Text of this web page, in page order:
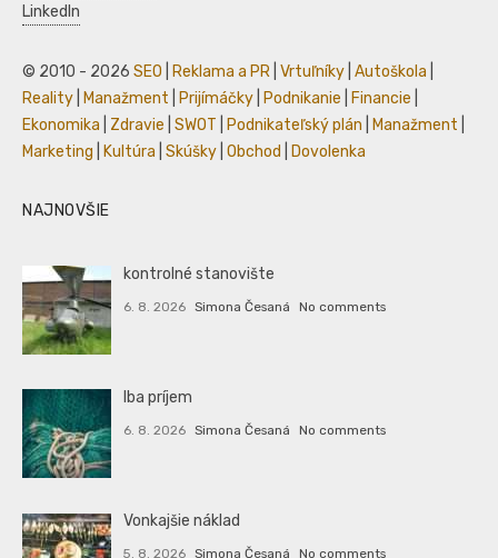
LinkedIn
© 2010 - 2026 SEO Reklama a PR Vrtuľníky Autoškola
Reality
Manažment Prijímáčky Podnikanie Financie
Ekonomika
Zdravie SWOT Podnikateľský plán Manažment
Marketing
Kultúra Skúšky Obchod Dovolenka
NAJNOVŠIE
kontrolné stanovište
6. 8. 2026 Simona Česaná No comments
Iba príjem
6. 8. 2026 Simona Česaná No comments
Vonkajšie náklad
5. 8. 2026 Simona Česaná No comments